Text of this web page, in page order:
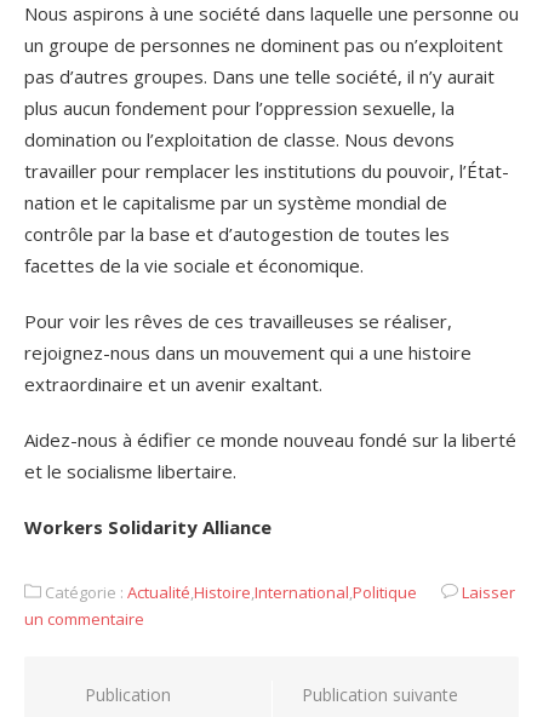
Nous aspirons à une société dans laquelle une personne ou
un groupe de personnes ne dominent pas ou n’exploitent
pas d’autres groupes. Dans une telle société, il n’y aurait
plus aucun fondement pour l’oppression sexuelle, la
domination ou l’exploitation de classe. Nous devons
travailler pour remplacer les institutions du pouvoir, l’État-
nation et le capitalisme par un système mondial de
contrôle par la base et d’autogestion de toutes les
facettes de la vie sociale et économique.
Pour voir les rêves de ces travailleuses se réaliser,
rejoignez-nous dans un mouvement qui a une histoire
extraordinaire et un avenir exaltant.
Aidez-nous à édifier ce monde nouveau fondé sur la liberté
et le socialisme libertaire.
Workers Solidarity Alliance
Catégorie : Actualité,Histoire,International,Politique
Laisser
un commentaire
Navigation
Publication
Publication suivante